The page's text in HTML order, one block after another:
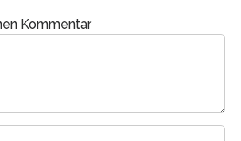
Kommentar